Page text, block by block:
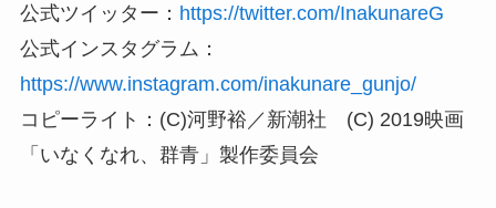
公式ツイッター： https://twitter.com/InakunareG
公式インスタグラム：
https://www.instagram.com/inakunare_gunjo/
コピーライト：(C)河野裕／新潮社 (C) 2019映画
「いなくなれ、群青」製作委員会